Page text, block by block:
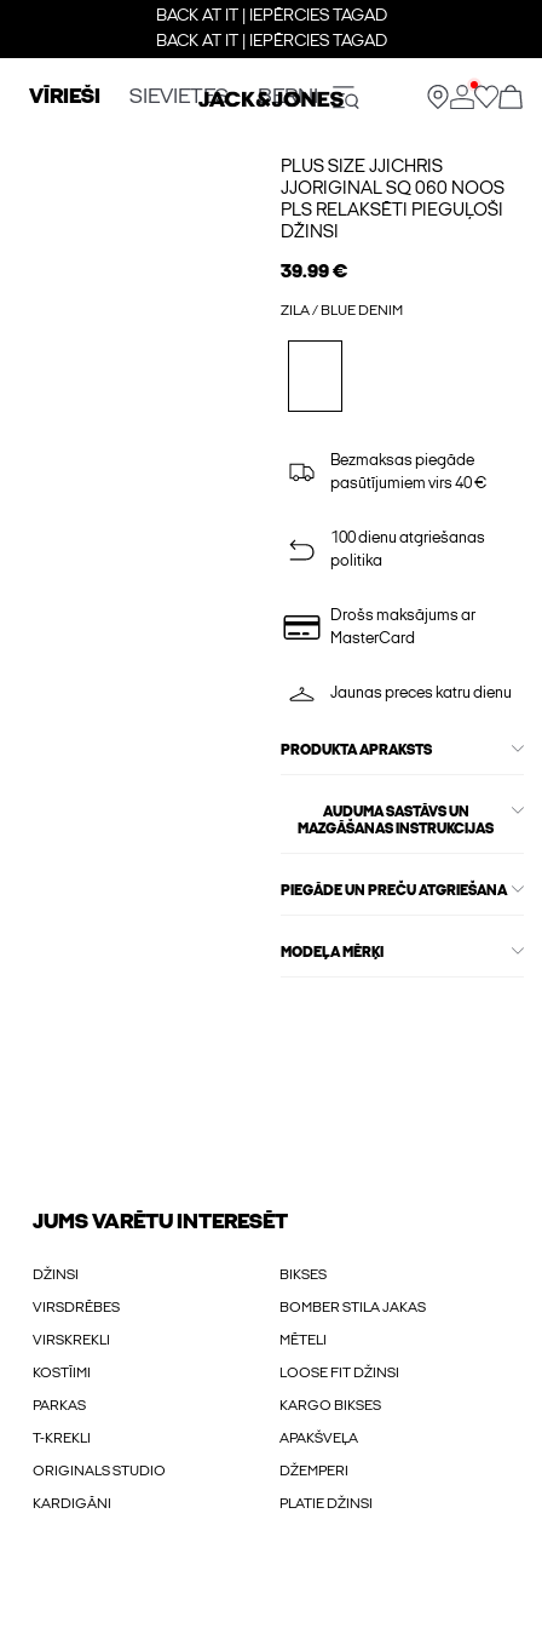
BACK AT IT | IEPĒRCIES TAGAD
BACK AT IT | IEPĒRCIES TAGAD
VĪRIEŠI SIEVIETES BERNI
PLUS SIZE JJICHRIS
JJORIGINAL SQ 060 NOOS
PLS RELAKSĒTI PIEGUĻOŠI
DŽINSI
39.99 €
ZILA / BLUE DENIM
Bezmaksas piegāde
pasūtījumiem virs 40 €
100 dienu atgriešanas
politika
Drošs maksājums ar
MasterCard
Jaunas preces katru dienu
PRODUKTA APRAKSTS
AUDUMA SASTĀVS UN
MAZGĀŠANAS INSTRUKCIJAS
PIEGĀDE UN PREČU ATGRIEŠANA
MODEĻA MĒRĶI
JUMS VARĒTU INTERESĒT
DŽINSI BIKSES
VIRSDRĒBES BOMBER STILA JAKAS
VIRSKREKLI MĒTELI
KOSTĪIMI LOOSE FIT DŽINSI
PARKAS KARGO BIKSES
T-KREKLI APAKŠVEĻA
ORIGINALS STUDIO DŽEMPERI
KARDIGĀNI PLATIE DŽINSI